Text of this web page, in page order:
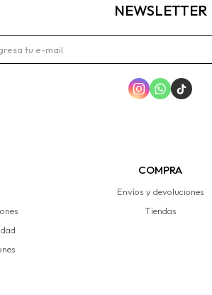
COMPRA
Envíos y devoluciones
Tiendas
NEWSLETTER
  